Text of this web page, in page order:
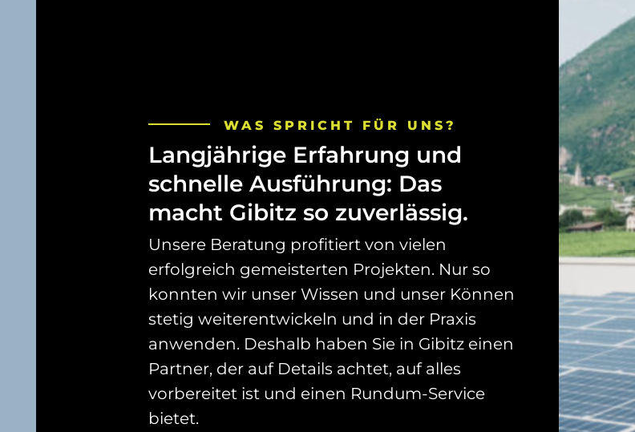
WAS SPRICHT FÜR UNS?
Langjährige Erfahrung und
schnelle Ausführung: Das
macht Gibitz so zuverlässig.
Unsere Beratung profitiert von vielen
erfolgreich gemeisterten Projekten. Nur so
konnten wir unser Wissen und unser Können
stetig weiterentwickeln und in der Praxis
anwenden. Deshalb haben Sie in Gibitz einen
Partner, der auf Details achtet, auf alles
vorbereitet ist und einen Rundum-Service
bietet.